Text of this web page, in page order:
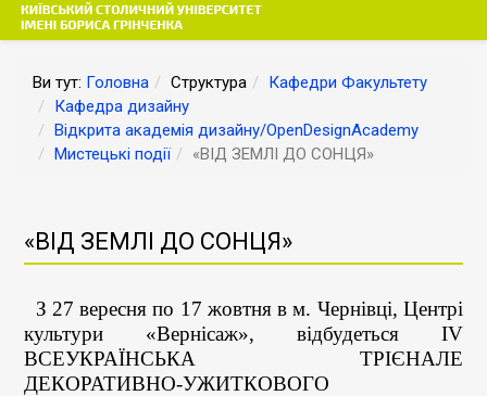
Ви тут: Головна Структура
Кафедри Факультету
Кафедра дизайну
Відкрита академія дизайну/OpenDesignAcademy
Мистецькі події
«ВІД ЗЕМЛІ ДО СОНЦЯ»
«ВІД ЗЕМЛІ ДО СОНЦЯ»
З 27 вересня по 17 жовтня в м. Чернівці, Центрі
культури «Вернісаж», відбудеться ІV
ВСЕУКРАЇНСЬКА ТРІЄНАЛЕ
ДЕКОРАТИВНО-УЖИТКОВОГО